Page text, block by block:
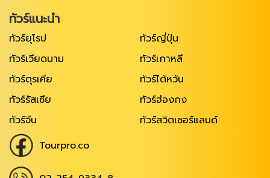
ทัวร์แนะนำ
ทัวร์ยุโรป
ทัวร์ญี่ปุ่น
ทัวร์เวียดนาม
ทัวร์เกาหลี
ทัวร์ตุรเคีย
ทัวร์ไต้หวัน
ทัวร์รัสเซีย
ทัวร์ฮ่องกง
ทัวร์จีน
ทัวร์สวิตเซอร์แลนด์
Tourpro.co